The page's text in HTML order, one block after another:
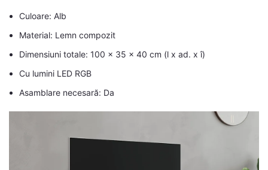
Culoare: Alb
Material: Lemn compozit
Dimensiuni totale: 100 x 35 x 40 cm (l x ad. x î)
Cu lumini LED RGB
Asamblare necesară: Da